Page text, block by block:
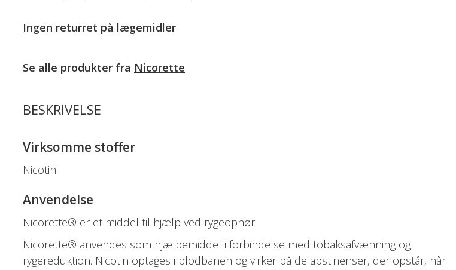
Ingen returret på lægemidler
Se alle produkter fra Nicorette
BESKRIVELSE
Virksomme stoffer
Nicotin
Anvendelse
Nicorette® er et middel til hjælp ved rygeophør.
Nicorette® anvendes som hjælpemiddel i forbindelse med tobaksafvænning og
rygereduktion. Nicotin optages i blodbanen og virker på de abstinenser, der opstår, når